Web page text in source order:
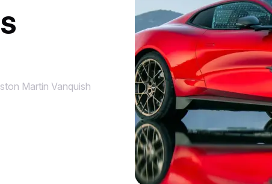
Martin Vanquish